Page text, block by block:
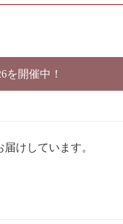
を開催中！
けしています。